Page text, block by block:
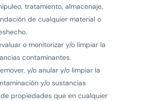
tratamiento, almacenaje,
de cualquier material o
o monitorizar y/o limpiar la
contaminantes.
y/o anular y/o limpiar la
y/o sustancias
propiedades que en cualquier